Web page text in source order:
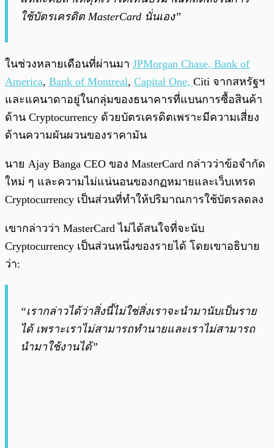
ใช้บัตรเครดิต MasterCard นั่นเอง”
ในช่วงหลายเดือนที่ผ่านมา JPMorgan Chase, Bank of
America, Bank of Montreal, Capital One, Citi จากสหรัฐฯ
และแคนาดาอยู่ในกลุ่มของธนาคารที่แบนการซื้อสินค้า
ด้าน Cryptocurrency ด้วยบัตรเครดิตเพราะมีความเสี่ยง
ด้านความผันผวนของราคามัน
นาย Ajay Banga CEO ของ MasterCard กล่าวว่าข้อจำกัด
ใหม่ ๆ และความไม่แน่นอนของกฏหมายและเว็บเทรด
Cryptocurrency เป็นส่วนที่ทำให้ปริมาณการใช้บัตรลดลง
เขากล่าวว่า MasterCard ไม่ได้สนใจที่จะนับ
Cryptocurrency เป็นส่วนหนึ่งของรายได้ โดยเขาอธิบาย
ว่า:
“เรากล่าวได้ว่าสิ่งนี้ไม่ใช่สิ่งเราจะนำมานับเป็นราย
ได้ เพราะเราไม่สามารถทำนายและเราไม่สามารถ
นำมาใช้งานได้”